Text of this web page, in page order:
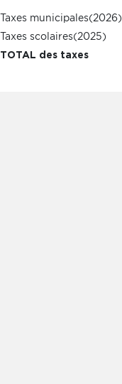
Taxes municipales(2026)
Taxes scolaires(2025)
TOTAL des taxes